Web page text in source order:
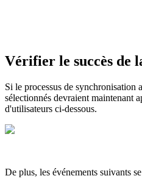
Vérifier le succès de
Si le processus de synchronisation
sélectionnés devraient maintenant
d'utilisateurs ci-dessous.
De plus, les événements suivants